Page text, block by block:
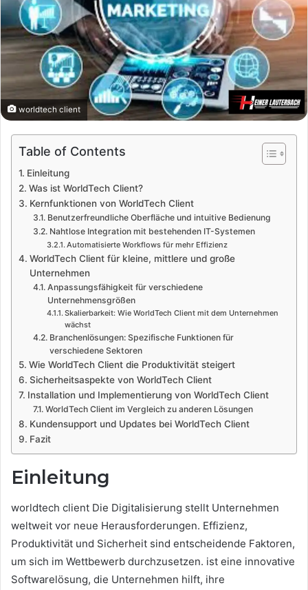
worldtech client
Table of Contents
Einleitung
Was ist WorldTech Client?
Kernfunktionen von WorldTech Client
Benutzerfreundliche Oberfläche und intuitive Bedienung
Nahtlose Integration mit bestehenden IT-Systemen
Automatisierte Workflows für mehr Effizienz
WorldTech Client für kleine, mittlere und große
Unternehmen
Anpassungsfähigkeit für verschiedene
Unternehmensgrößen
Skalierbarkeit: Wie WorldTech Client mit dem Unternehmen
wächst
Branchenlösungen: Spezifische Funktionen für
verschiedene Sektoren
Wie WorldTech Client die Produktivität steigert
Sicherheitsaspekte von WorldTech Client
Installation und Implementierung von WorldTech Client
WorldTech Client im Vergleich zu anderen Lösungen
Kundensupport und Updates bei WorldTech Client
Fazit
Einleitung
worldtech client Die Digitalisierung stellt Unternehmen
weltweit vor neue Herausforderungen. Effizienz,
Produktivität und Sicherheit sind entscheidende Faktoren,
um sich im Wettbewerb durchzusetzen. ist eine innovative
Softwarelösung, die Unternehmen hilft, ihre